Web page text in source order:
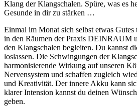
Klang der Klangschalen. Spüre, was es
Gesunde in dir zu stärken …
Einmal im Monat sich selbst etwas
in den Räumen der Praxis DEINRAUM
den Klangschalen begleiten. Du kannst
loslassen. Die Schwingungen der
harmonisierende Wirkung auf unseren
Nervensystem und schaffen zugleich
und Kreativität. Der innere Akku kann
klarer Intension kannst du deinen
geben.